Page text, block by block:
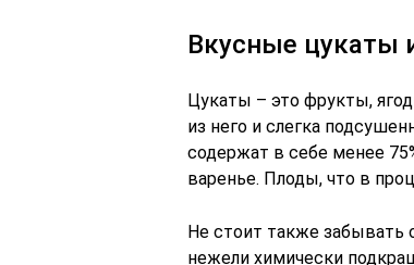
Вкусные цукаты
Цукаты – это фрукты,
из него и слегка
содержат в себе менее
варенье. Плоды, что в
Не стоит также забывать
нежели химически